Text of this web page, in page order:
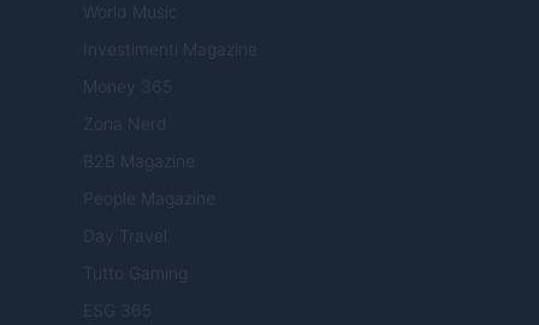
World Music
Investimenti Magazine
Money 365
Zona Nerd
B2B Magazine
People Magazine
Day Travel
Tutto Gaming
ESG 365